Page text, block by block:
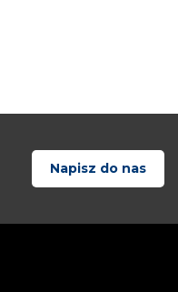
Napisz do nas